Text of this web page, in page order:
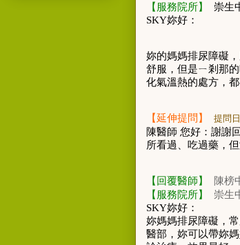
【服務院所】
崇生
SKY妳好：
妳的媽媽排尿障礙
舒服，但是ㄧ剎那
化氣溫熱的處方，都
【延伸提問】 提問
陳醫師 您好：謝謝
所看過、吃過藥，
【回覆醫師】 陳榜
【服務院所】
崇生
SKY妳好：
妳媽媽排尿障礙，
醫部，妳可以帶妳